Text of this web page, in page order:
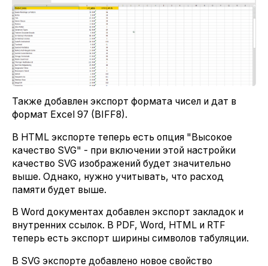
Также добавлен экспорт формата чисел и дат в
формат Excel 97 (BIFF8).
В HTML экспорте теперь есть опция "Высокое
качество SVG" - при включении этой настройки
качество SVG изображений будет значительно
выше. Однако, нужно учитывать, что расход
памяти будет выше.
В Word документах добавлен экспорт закладок и
внутренних ссылок. В PDF, Word, HTML и RTF
теперь есть экспорт ширины символов табуляции.
В SVG экспорте добавлено новое свойство